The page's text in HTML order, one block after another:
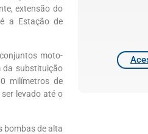
extensão do
a Estação de
moto-
da substituição
milímetros de
levado até o
bombas de alta